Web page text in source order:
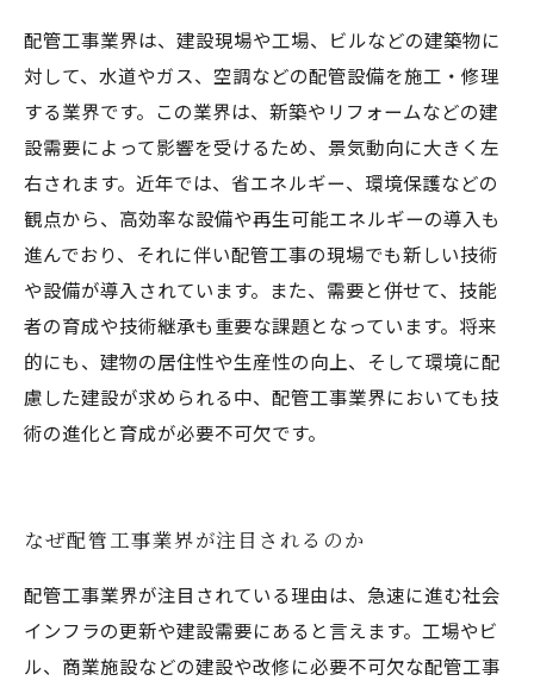
配管工事業界は、建設現場や工場、ビルなどの建築物に
対して、水道やガス、空調などの配管設備を施工・修理
する業界です。この業界は、新築やリフォームなどの建
設需要によって影響を受けるため、景気動向に大きく左
右されます。近年では、省エネルギー、環境保護などの
観点から、高効率な設備や再生可能エネルギーの導入も
進んでおり、それに伴い配管工事の現場でも新しい技術
や設備が導入されています。また、需要と併せて、技能
者の育成や技術継承も重要な課題となっています。将来
的にも、建物の居住性や生産性の向上、そして環境に配
慮した建設が求められる中、配管工事業界においても技
術の進化と育成が必要不可欠です。
なぜ配管工事業界が注目されるのか
配管工事業界が注目されている理由は、急速に進む社会
インフラの更新や建設需要にあると言えます。工場やビ
ル、商業施設などの建設や改修に必要不可欠な配管工事